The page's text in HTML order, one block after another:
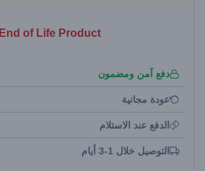
End of Life Product
دفع آمن ومضمون
عودة مجانية
الدفع عند الاستلام
التوصيل خلال 1-3 أيام